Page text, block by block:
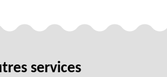
services